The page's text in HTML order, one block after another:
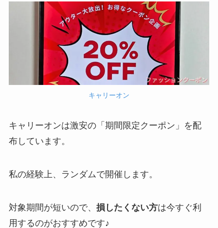
キャリーオン
キャリーオンは激安の「期間限定クーポン」を配
布しています。
私の経験上、ランダムで開催します。
対象期間が短いので、 損したくない方は今すぐ利
用するのがおすすめです♪